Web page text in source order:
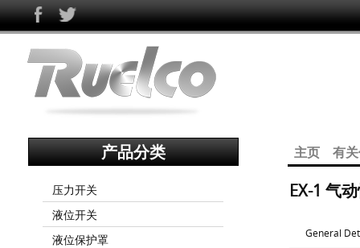
主页 有
EX-1 气
General
产品分类
压力开关
液位开关
液位保护罩